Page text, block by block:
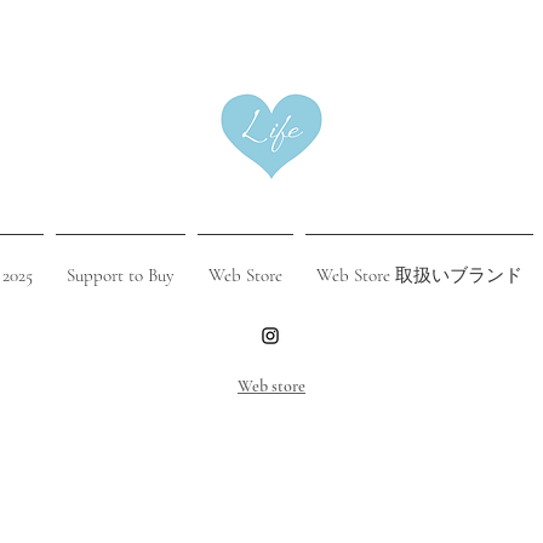
Support to Buy Web Store Web Store 取扱いブランド
​Web store